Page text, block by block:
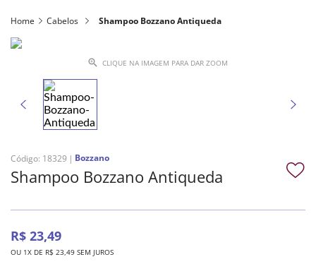
Home Cabelos Shampoo Bozzano Antiqueda
CLIQUE NA IMAGEM PARA DAR ZOOM
Código: 18329 Bozzano
Shampoo Bozzano Antiqueda
R$ 23,49
OU 1X DE R$ 23 49 SEM JUROS